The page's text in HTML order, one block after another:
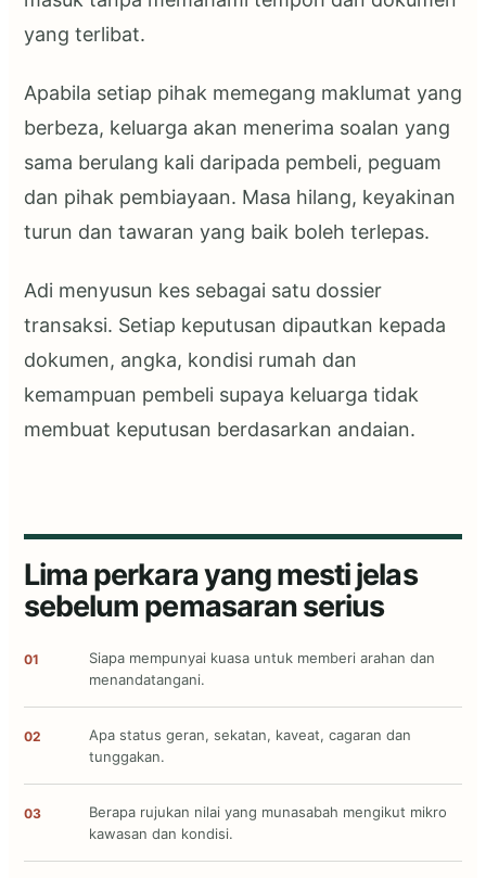
yang terlibat.
Apabila setiap pihak memegang maklumat yang
berbeza, keluarga akan menerima soalan yang
sama berulang kali daripada pembeli, peguam
dan pihak pembiayaan. Masa hilang, keyakinan
turun dan tawaran yang baik boleh terlepas.
Adi menyusun kes sebagai satu dossier
transaksi. Setiap keputusan dipautkan kepada
dokumen, angka, kondisi rumah dan
kemampuan pembeli supaya keluarga tidak
membuat keputusan berdasarkan andaian.
Lima perkara yang mesti jelas
sebelum pemasaran serius
01
Siapa mempunyai kuasa untuk memberi arahan dan
menandatangani.
02
Apa status geran, sekatan, kaveat, cagaran dan
tunggakan.
03
Berapa rujukan nilai yang munasabah mengikut mikro
kawasan dan kondisi.